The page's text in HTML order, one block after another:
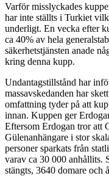
Varför misslyckades
har inte ställts i Turkiet
underligt. En vecka efter
ca 40% av hela
säkerhetstjänsten anade
kring denna kupp.
Undantagstillstånd har
massavskedanden har
omfattning tyder på att
innan. Kuppen ger
Eftersom Erdogan tror att
Gülenanhängare i stor
personer sparkats från
varav ca 30 000 anhållits.
stängts, 3640 domare och